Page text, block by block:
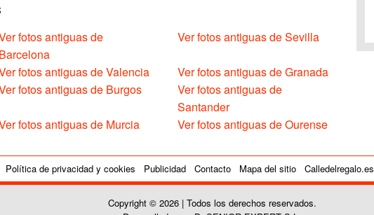
fotos antiguas de
Barcelona
Ver fotos antiguas de Sevilla
fotos antiguas de Valencia
Ver fotos antiguas de Granada
fotos antiguas de Burgos
Ver fotos antiguas de
Santander
fotos antiguas de Murcia Ver fotos antiguas de Ourense
Política de privacidad y cookies Publicidad Contacto Mapa del sitio Calledelregalo.es
Copyright © 2026 | Todos los derechos reservados.